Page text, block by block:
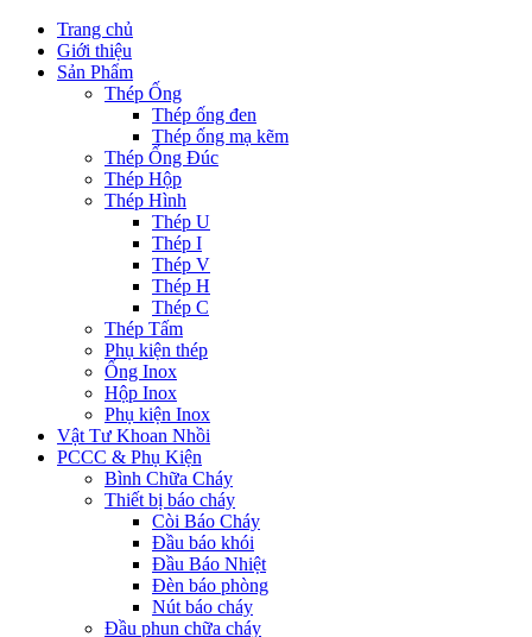
Trang chủ
Giới thiệu
Sản Phẩm
Thép Ống
Thép ống đen
Thép ống mạ kẽm
Thép Ống Đúc
Thép Hộp
Thép Hình
Thép U
Thép I
Thép V
Thép H
Thép C
Thép Tấm
Phụ kiện thép
Ống Inox
Hộp Inox
Phụ kiện Inox
Vật Tư Khoan Nhồi
PCCC & Phụ Kiện
Bình Chữa Cháy
Thiết bị báo cháy
Còi Báo Cháy
Đầu báo khói
Đầu Báo Nhiệt
Đèn báo phòng
Nút báo cháy
Đầu phun chữa cháy